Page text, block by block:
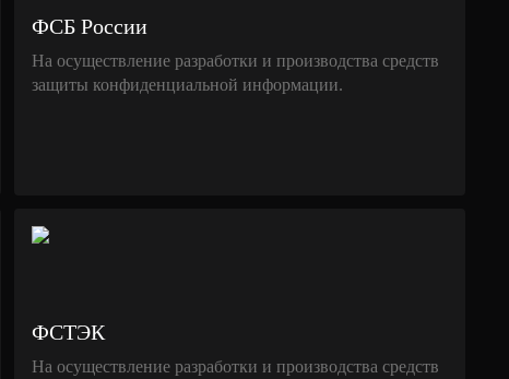
ФСБ России
На осуществление разработки и производства средств
защиты конфиденциальной информации.
ФСТЭК
На осуществление разработки и производства средств